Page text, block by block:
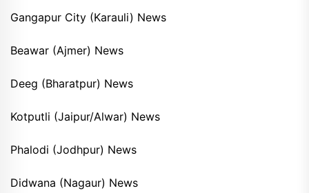
Gangapur City (Karauli) News
Beawar (Ajmer) News
Deeg (Bharatpur) News
Kotputli (Jaipur/Alwar) News
Phalodi (Jodhpur) News
Didwana (Nagaur) News